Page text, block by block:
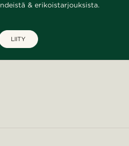
& erikoistarjouksista.
LIITY